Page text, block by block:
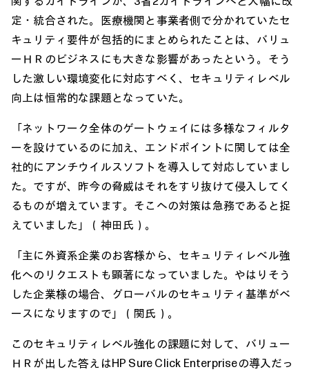
定・統合された。医療機関と事業者側で分かれていたセ
キュリティ要件が包括的にまとめられたことは、バリュ
ーＨＲのビジネスにも大きな影響があったという。そう
した激しい環境変化に対応すべく、セキュリティレベル
向上は恒常的な課題となっていた。
「ネットワーク全体のゲートウェイには多様なフィルタ
ーを設けているのに加え、エンドポイントに関しては全
社的にアンチウイルスソフトを導入して対応していまし
た。ですが、昨今の脅威はそれをすり抜けて侵入してく
るものが増えています。そこへの対策は急務であると捉
えていました」（神田氏）。
「主に外資系企業のお客様から、セキュリティレベル強
化へのリクエストも顕著になっていました。やはりそう
した企業様の場合、グローバルのセキュリティ基準がベ
ースになりますので」（関氏）。
このセキュリティレベル強化の課題に対して、バリュー
ＨＲが出した答えはHP Sure Click Enterpriseの導入だっ